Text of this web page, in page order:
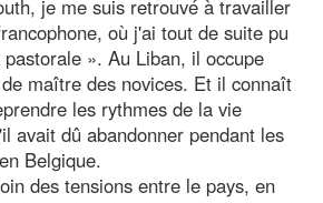
je me suis retrouvé à travailler
où j'ai tout de suite pu
». Au Liban, il occupe
maître des novices. Et il connaît
les rythmes de la vie
avait dû abandonner pendant les
Belgique.
des tensions entre le pays, en